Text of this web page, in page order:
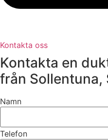
Kontakta oss
Kontakta en
från Sollentuna,
Namn
Telefon